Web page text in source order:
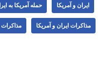
ایران و آمریکا حمله آمریکا به
مذاکرات ایران و آمریکا